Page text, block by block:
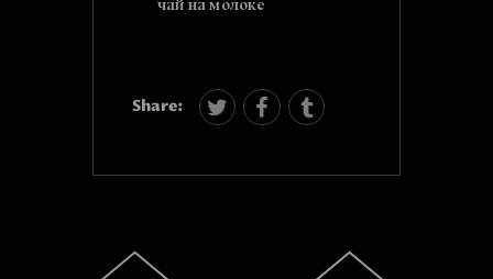
чай на молоке
Share: